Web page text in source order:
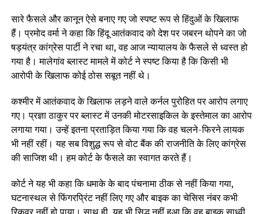
सारे फैसले और कानून ऐसे बनाए गए जो स्पष्ट रूप से हिंदुओं के खिलाफ
हैं। प्रमोद वर्मा ने कहा कि हिंदू आतंकवाद को देश पर जबरन थोपने का जो
षड्यंत्र कांग्रेस पार्टी ने रचा था, वह आज न्यायालय के फैसले से ध्वस्त हो
गया है। मालेगांव ब्लास्ट मामले में कोर्ट ने स्पष्ट किया है कि किसी भी
आरोपी के खिलाफ कोई ठोस सबूत नहीं थे।
कश्मीर में आतंकवाद के खिलाफ लड़ने वाले कर्नल पुरोहित पर आरोप लगाए
गए। प्रज्ञा ठाकुर पर ब्लास्ट में उनकी मोटरसाइकिल के इस्तेमाल का आरोप
लगाया गया। उन्हें इतना प्रताड़ित किया गया कि वह चलने-फिरने लायक
भी नहीं रहीं। यह सब विशुद्ध रूप से वोट बैंक की राजनीति के लिए कांग्रेस
की साजिश थी। हम कोर्ट के फैसले का स्वागत करते हैं।
कोर्ट ने यह भी कहा कि धमाके के बाद पंचनामा ठीक से नहीं किया गया,
घटनास्थल से फिंगरप्रिंट नहीं लिए गए और बाइक का चेसिस नंबर कभी